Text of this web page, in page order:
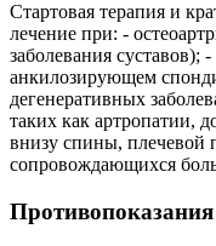
Стартовая терапия и
лечение при: -
заболевания суставов);
анкилозирующем
дегенеративных
таких как артропатии,
внизу спины, плечевой
сопровождающихся
Противопоказания